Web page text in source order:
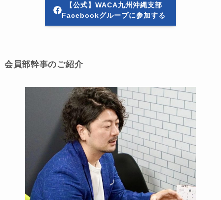
【公式】WACA九州沖縄支部
Facebookグループに参加する
会員部幹事のご紹介